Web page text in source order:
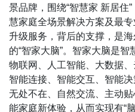
景品牌，围绕“智慧家 新居住
慧家庭全场景解决方案及最
升级服务，背后的支撑，是
的“智家大脑”。智家大脑是
物联网、人工智能、大数据
智能连接、智能交互、智能
无处不在、自然交流、主动
能家庭新体验，从而实现有“脑